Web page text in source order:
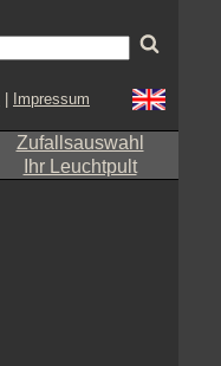
Impressum
Zufallsauswahl
Ihr Leuchtpult